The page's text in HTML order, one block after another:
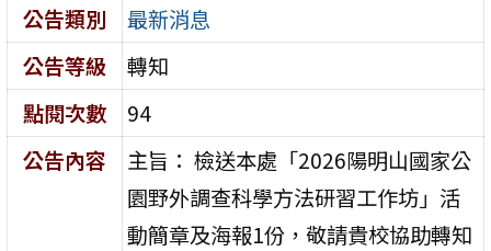
公告類別
最新消息
公告等級
轉知
點閱次數
94
公告內容
主旨： 檢送本處「2026陽明山國家公
園野外調查科學方法研習工作坊」活
動簡章及海報1份，敬請貴校協助轉知